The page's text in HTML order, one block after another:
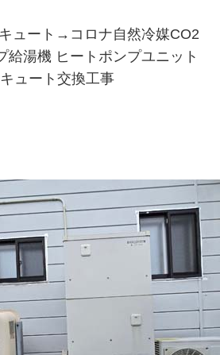
ュート→コロナ自然冷媒CO2
給湯機 ヒートポンプユニット
ュート交換工事